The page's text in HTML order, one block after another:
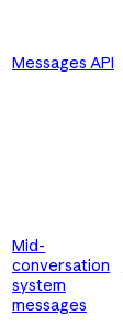
Messages API
Mid-
conversation
system
messages